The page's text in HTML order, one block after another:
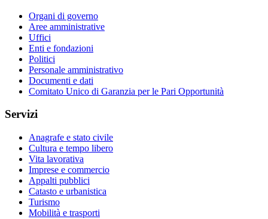
Organi di governo
Aree amministrative
Uffici
Enti e fondazioni
Politici
Personale amministrativo
Documenti e dati
Comitato Unico di Garanzia per le Pari Opportunità
Servizi
Anagrafe e stato civile
Cultura e tempo libero
Vita lavorativa
Imprese e commercio
Appalti pubblici
Catasto e urbanistica
Turismo
Mobilità e trasporti